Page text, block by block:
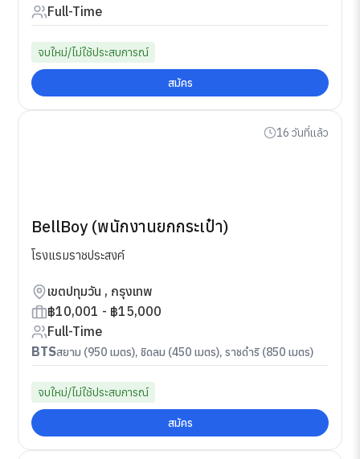
Full-Time
จบใหม่/ไม่ใช้ประสบการณ์
สมัคร
16 วันที่แล้ว
BellBoy (พนักงานยกกระเป๋า)
โรงแรมราชประสงค์
เขตปทุมวัน , กรุงเทพ
฿10,001 - ฿15,000
Full-Time
BTSสยาม (950 เมตร), ชิดลม (450 เมตร), ราชดำริ (850 เมตร)
จบใหม่/ไม่ใช้ประสบการณ์
สมัคร